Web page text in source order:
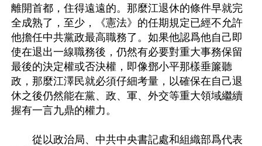
離開首都，住得遠遠的。那麼江退休的條件早就完
全成熟了，至少，《憲法》的任期規定已經不允許
他擔任中共黨政最高職務了。如果他認爲他自己即
使在退出一線職務後，仍然有必要對重大事務保留
最後的決定權或否決權，即像鄧小平那樣垂簾聽
政，那麼江澤民就必須仔細考量，以確保在自己退
休之後仍然能在黨、政、軍、外交等重大領域繼續
握有一言九鼎的權力。
從以政治局、中共中央書記處和組織部爲代表